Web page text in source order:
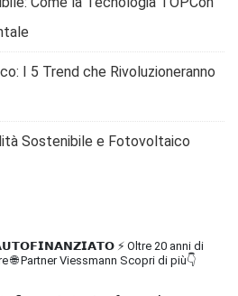
I 5 Trend che Rivoluzioneranno
Sostenibile e Fotovoltaico
⚡ Oltre 20 anni di
🌐 Partner Viessmann Scopri di più👇